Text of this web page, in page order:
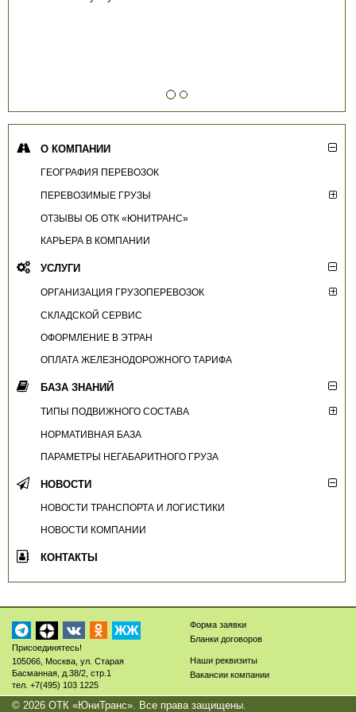
О КОМПАНИИ
ГЕОГРАФИЯ ПЕРЕВОЗОК
ПЕРЕВОЗИМЫЕ ГРУЗЫ
ОТЗЫВЫ ОБ ОТК «ЮНИТРАНС»
КАРЬЕРА В КОМПАНИИ
УСЛУГИ
ОРГАНИЗАЦИЯ ГРУЗОПЕРЕВОЗОК
СКЛАДСКОЙ СЕРВИС
ОФОРМЛЕНИЕ В ЭТРАН
ОПЛАТА ЖЕЛЕЗНОДОРОЖНОГО ТАРИФА
БАЗА ЗНАНИЙ
ТИПЫ ПОДВИЖНОГО СОСТАВА
НОРМАТИВНАЯ БАЗА
ПАРАМЕТРЫ НЕГАБАРИТНОГО ГРУЗА
НОВОСТИ
НОВОСТИ ТРАНСПОРТА И ЛОГИСТИКИ
НОВОСТИ КОМПАНИИ
КОНТАКТЫ
ЖЖ
Присоединятесь!
Форма заявки
Бланки договоров
105066 Москва ул. Старая
Басманная, д.38/2, стр.1
тел. +7(495) 103 1225
Наши реквизиты
Вакансии компании
© 2026 ОТК «ЮниТранс» . Все права защищены.